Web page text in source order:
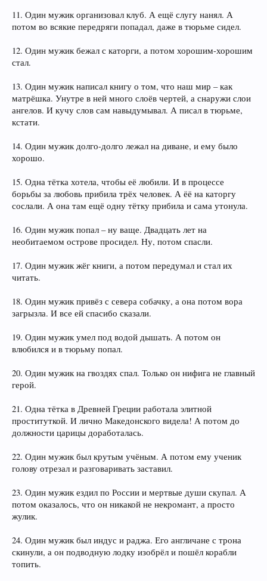
11. Один мужик организовал клуб. А ещё слугу нанял. А
потом во всякие передряги попадал, даже в тюрьме сидел.
12. Один мужик бежал с каторги, а потом хорошим-хорошим
стал.
13. Один мужик написал книгу о том, что наш мир – как
матрёшка. Унутре в ней много слоёв чертей, а снаружи слои
ангелов. И кучу слов сам навыдумывал. А писал в тюрьме,
кстати.
14. Один мужик долго-долго лежал на диване, и ему было
хорошо.
15. Одна тётка хотела, чтобы её любили. И в процессе
борьбы за любовь прибила трёх человек. А ёё на каторгу
сослали. А она там ещё одну тётку прибила и сама утонула.
16. Один мужик попал – ну ваще. Двадцать лет на
необитаемом острове просидел. Ну, потом спасли.
17. Один мужик жёг книги, а потом передумал и стал их
читать.
18. Один мужик привёз с севера собачку, а она потом вора
загрызла. И все ей спасибо сказали.
19. Один мужик умел под водой дышать. А потом он
влюбился и в тюрьму попал.
20. Один мужик на гвоздях спал. Только он нифига не главный
герой.
21. Одна тётка в Древней Греции работала элитной
проституткой. И лично Македонского видела! А потом до
должности царицы доработалась.
22. Один мужик был крутым учёным. А потом ему ученик
голову отрезал и разговаривать заставил.
23. Один мужик ездил по России и мертвые души скупал. А
потом оказалось, что он никакой не некромант, а просто
жулик.
24. Один мужик был индус и раджа. Его англичане с трона
скинули, а он подводную лодку изобрёл и пошёл корабли
топить.